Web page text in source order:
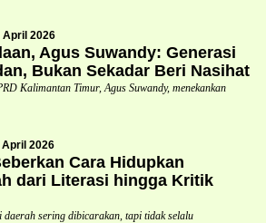
April 2026
Agus Suwandy: Generasi
Bukan Sekadar Beri Nasihat
Kalimantan Timur, Agus Suwandy, menekankan
April 2026
Cara Hidupkan
dari Literasi hingga Kritik
sering dibicarakan, tapi tidak selalu